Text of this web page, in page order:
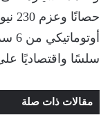
سلسًا واقتصاديًا
مقالات ذات صلة